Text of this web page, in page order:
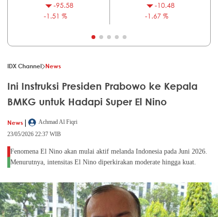
-95.58
-1.51 %
-10.48
-1.67 %
IDX Channel News
Ini Instruksi Presiden Prabowo ke Kepala
BMKG untuk Hadapi Super El Nino
News |
Achmad Al Fiqri
23/05/2026 22:37 WIB
Fenomena El Nino akan mulai aktif melanda Indonesia pada Juni 2026.
Menurutnya, intensitas El Nino diperkirakan moderate hingga kuat.